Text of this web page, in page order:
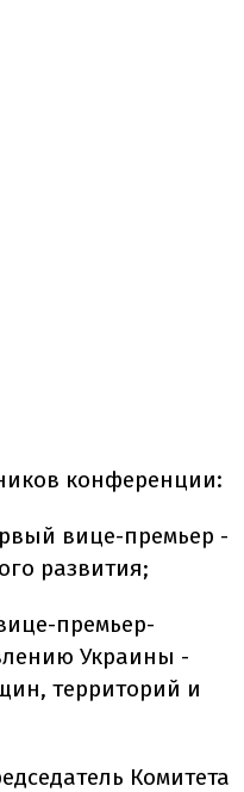
конференции:
вице-премьер -
развития;
премьер-
Украины -
территорий и
Комитета